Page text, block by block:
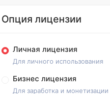
Опция лицензии
Личная лицензия
Для личного использования
Бизнес лицензия
Для заработка и монетизации